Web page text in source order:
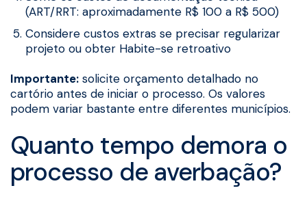
(ART/RRT: aproximadamente R$ 100 a R$ 500)
Considere custos extras se precisar regularizar
projeto ou obter Habite-se retroativo
Importante: solicite orçamento detalhado no
cartório antes de iniciar o processo. Os valores
podem variar bastante entre diferentes municípios.
Quanto tempo demora o
processo de averbação?